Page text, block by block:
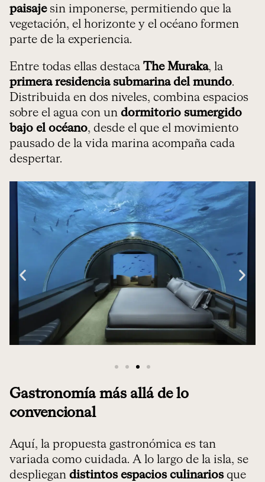
paisajesin imponerse, permitiendo que la
vegetación, el horizonte y el océano formen
parte de la experiencia.
Entre todas ellas destaca The Muraka, la
primera residencia submarina del mundo.
Distribuida en dos niveles, combina espacios
sobre el agua con un dormitorio sumergido
bajo el océano, desde el que el movimiento
pausado de la vida marina acompaña cada
despertar.
Gastronomía más allá de lo
convencional
Aquí, la propuesta gastronómica es tan
variada como cuidada. A lo largo de la isla, se
despliegan distintos espacios culinariosque